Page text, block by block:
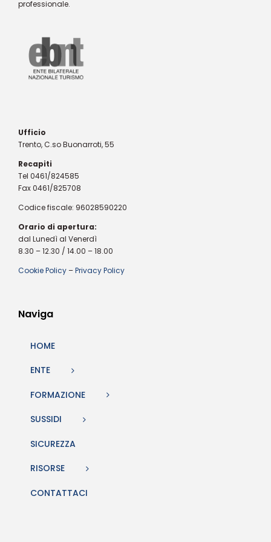
professionale.
Ufficio
Trento, C.so Buonarroti, 55
Recapiti
Tel 0461/824585
Fax 0461/825708
Codice fiscale: 96028590220
Orario di apertura:
dal Lunedì al Venerdì
8.30 – 12.30 / 14.00 – 18.00
Cookie Policy –Privacy Policy
Naviga
HOME
ENTE
FORMAZIONE
SUSSIDI
SICUREZZA
RISORSE
CONTATTACI